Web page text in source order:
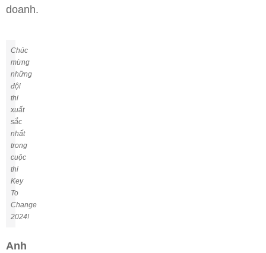
doanh.
Chúc
mừng
những
đội
thi
xuất
sắc
nhất
trong
cuộc
thi
Key
To
Change
2024!
Anh